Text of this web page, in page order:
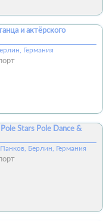
и актёрского
Германия
Stars Pole Dance &
Берлин, Германия